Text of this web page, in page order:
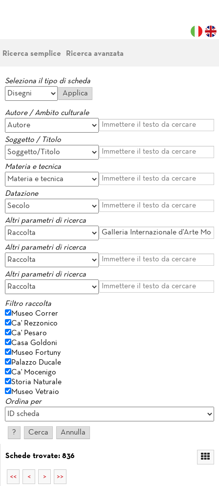
Ricerca semplice Ricerca avanzata
Seleziona il tipo di scheda
Autore / Ambito culturale
Soggetto / Titolo
Materia e tecnica
Datazione
Altri parametri di ricerca
Altri parametri di ricerca
Altri parametri di ricerca
Filtro raccolta
Museo Correr
Ca' Rezzonico
Ca' Pesaro
Casa Goldoni
Museo Fortuny
Palazzo Ducale
Ca' Mocenigo
Storia Naturale
Museo Vetraio
Ordina per
Schede trovate: 836
<< < > >>